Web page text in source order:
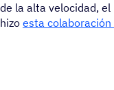
de la alta velocidad,
hizo esta